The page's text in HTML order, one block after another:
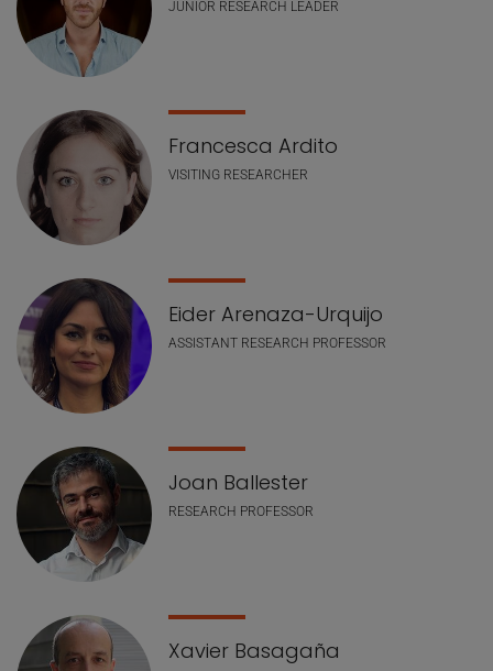
JUNIOR RESEARCH LEADER
Francesca Ardito
VISITING RESEARCHER
Eider Arenaza-Urquijo
ASSISTANT RESEARCH PROFESSOR
Joan Ballester
RESEARCH PROFESSOR
Xavier Basagaña